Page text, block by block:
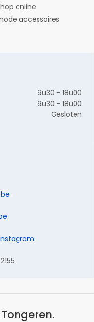
online
accessoires
9u30 - 18u00
9u30 - 18u00
Gesloten